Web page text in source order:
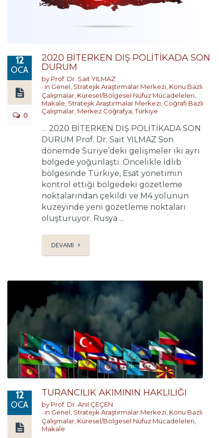
12
OCA
0
2020 BİTERKEN DIŞ POLİTİKADA SON
DURUM
by Prof. Dr. Sait YILMAZ
in Genel Stratejik Araştırmalar Merkezi Konu Bazlı
Çalışmalar Küresel/Bölgesel Nüfuz Mücadeleleri
Makale Stratejik Araştırmalar Merkezi Coğrafi Bazlı
Çalışmalar Merkez Coğrafya ,Türkiye
… 2020 BİTERKEN DIŞ POLİTİKADA SON
DURUM Prof. Dr. Sait YILMAZ Son
dönemde Suriye’deki gelişmeler iki ayrı
bölgede yoğunlaştı. Öncelikle İdlib
bölgesinde Türkiye, Esat yönetimin
kontrol ettiği bölgedeki gözetleme
noktalarından çekildi ve M4 yolunun
kuzeyinde yeni gözetleme noktaları
oluşturuyor. Rusya ...
DEVAMI
12
OCA
TURANCILIK AKIMININ HAKLILIĞI
by Prof. Dr. Anıl ÇEÇEN
in Genel Stratejik Araştırmalar Merkezi Konu Bazlı
Çalışmalar Küresel/Bölgesel Nüfuz Mücadeleleri
Makale